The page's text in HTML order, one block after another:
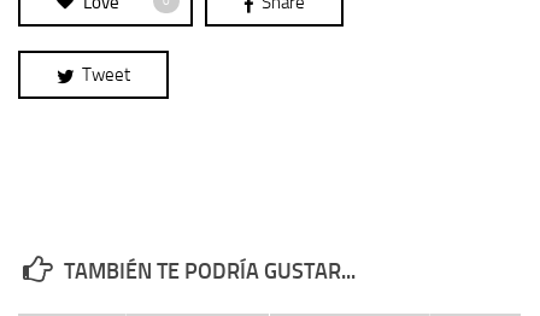
Tweet
TAMBIÉN TE PODRÍA GUSTAR...